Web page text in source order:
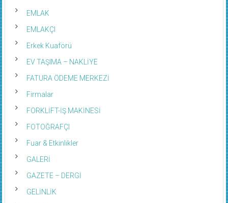
EMLAK
EMLAKÇI
Erkek Kuaförü
EV TAŞIMA – NAKLİYE
FATURA ÖDEME MERKEZİ
Firmalar
FORKLİFT-İŞ MAKİNESİ
FOTOĞRAFÇI
Fuar & Etkinlikler
GALERİ
GAZETE – DERGİ
GELİNLİK